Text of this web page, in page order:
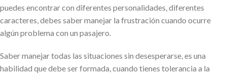
puedes encontrar con diferentes personalidades, diferentes
caracteres, debes saber manejar la frustración cuando ocurre
algún problema con un pasajero.
Saber manejar todas las situaciones sin desesperarse, es una
habilidad que debe ser formada, cuando tienes tolerancia a la